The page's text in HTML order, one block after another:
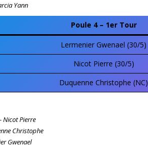
Yann
Poule 4 – 1er Tour
Lermenier Gwenael (30/5)
Nicot Pierre (30/5)
Duquenne Christophe (NC)
Nicot Pierre
Christophe
Gwenael